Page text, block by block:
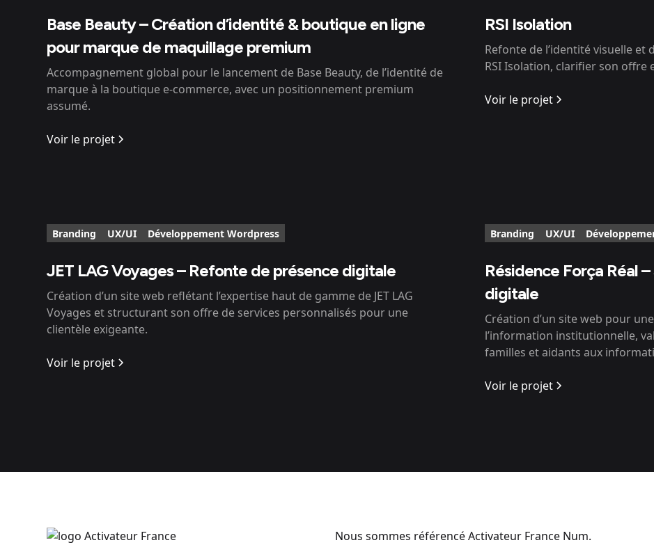
Base Beauty – Création d’identité & boutique en ligne
pour marque de maquillage premium
Accompagnement global pour le lancement de Base Beauty, de l’identité de
marque à la boutique e-commerce, avec un positionnement premium
assumé.
Voir le projet
RSI Isolation
Refonte de l’identité visuelle
RSI Isolation, clarifier son offre
Voir le projet
Branding UX/UI Développement Wordpress
JET LAG Voyages – Refonte de présence digitale
Création d’un site web reflétant l’expertise haut de gamme de JET LAG
Voyages et structurant son offre de services personnalisés pour une
clientèle exigeante.
Voir le projet
Branding UX/UI
Résidence Força Réal
digitale
Création d’un site web pour
l’information institutionnelle,
familles et aidants aux
Voir le projet
Nous sommes référencé Activateur France Num.